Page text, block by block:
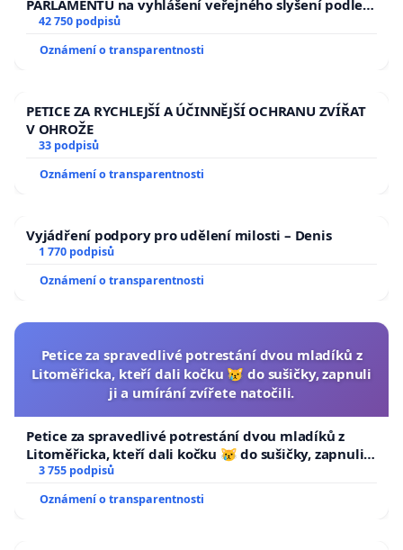
PARLAMENTU na vyhlášení veřejného slyšení podle §
144 jednacího řádu Senátu k návrhu na přijetí
usnesení k podání ústavní žaloby na prezidenta
republiky
42 750 podpisů
Oznámení o transparentnosti
PETICE ZA RYCHLEJŠÍ A ÚČINNĚJŠÍ OCHRANU ZVÍŘAT
V OHROŽE
33 podpisů
Oznámení o transparentnosti
Vyjádření podpory pro udělení milosti – Denis
1 770 podpisů
Oznámení o transparentnosti
Petice za spravedlivé potrestání dvou mladíků z
Litoměřicka, kteří dali kočku 😿 do sušičky, zapnuli
ji a umírání zvířete natočili.
Petice za spravedlivé potrestání dvou mladíků z
Litoměřicka, kteří dali kočku 😿 do sušičky, zapnuli ji
a umírání zvířete natočili.
3 755 podpisů
Oznámení o transparentnosti